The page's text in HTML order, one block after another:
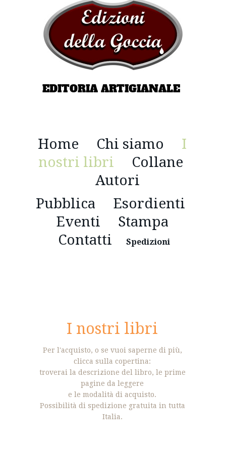
EDITORIA ARTIGIANALE
Home Chi siamo I
nostri libri Collane
Autori
Pubblica
Esordienti
Eventi
Stampa
Contatti
Spedizioni
I nostri libri
Per l'acquisto, o se vuoi saperne di più,
clicca sulla copertina:
troverai la descrizione del libro, le prime
pagine da leggere
e le modalità di acquisto.
Possibilità di spedizione gratuita in tutta
Italia.